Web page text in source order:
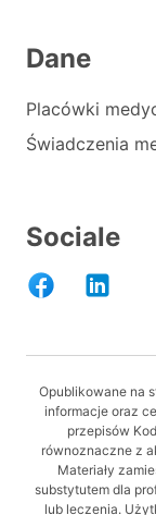
Dane
Placówki
Świadczenia
Sociale
Opublikowane na
informacje oraz
przepisów
równoznaczne z
Materiały
substytutem dla
lub leczenia.